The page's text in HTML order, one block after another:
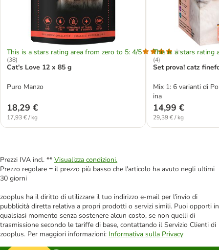
This is a stars rating area from zero to 5: 4/5
(38)
Cat's Love 12 x 85 g
Puro Manzo
18,29 €
17,93 € / kg
This is a stars rating
(4)
Set prova! catz
Mix 1: 6 varianti di
ina
14,99 €
29,39 € / kg
Prezzi IVA incl. ** Visualizza condizioni.
Prezzo regolare = il prezzo più basso che l'articolo ha avuto negli ultimi
30 giorni
zooplus ha il diritto di utilizzare il tuo indirizzo e-mail per l'invio di
pubblicità diretta relativa a propri prodotti o servizi simili. Puoi opporti in
qualsiasi momento senza sostenere alcun costo, se non quelli di
trasmissione secondo le tariffe di base, contattando il Servizio Clienti di
zooplus. Per maggiori informazioni: Informativa sulla Privacy